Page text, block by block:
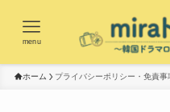
menu
ホーム プライバシーポリシー・免責事